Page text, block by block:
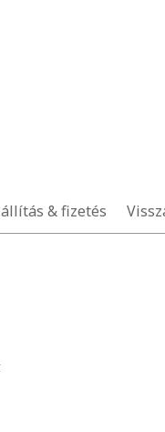
& fizetés